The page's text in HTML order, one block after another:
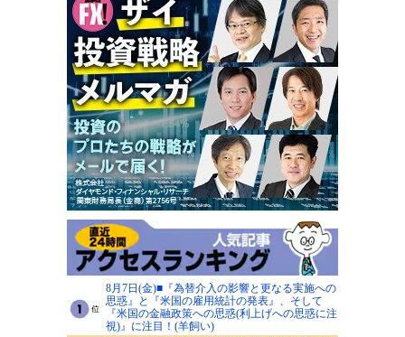
8月7日(金)■『為替介入の影響と更なる実施への
思惑』と『米国の雇用統計の発表』、そして
『米国の金融政策への思惑(利上げへの思惑に注
視)』に注目！(羊飼い)